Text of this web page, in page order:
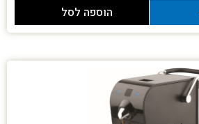
הוספה לסל